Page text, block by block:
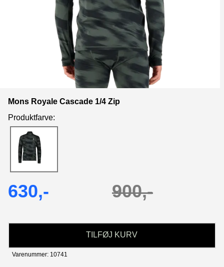
Mons Royale Cascade 1/4 Zip
Produktfarve:
630,- 900,-
TILFØJ KURV
Varenummer: 10741